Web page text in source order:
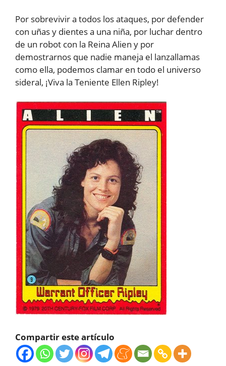
Por sobrevivir a todos los ataques, por defender
con uñas y dientes a una niña, por luchar dentro
de un robot con la Reina Alien y por
demostrarnos que nadie maneja el lanzallamas
como ella, podemos clamar en todo el universo
sideral, ¡Viva la Teniente Ellen Ripley!
Compartir este artículo